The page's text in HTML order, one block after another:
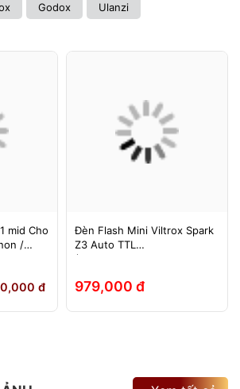
Godox Ulanzi
mid Cho
/
đ
Đèn Flash Mini Viltrox Spark
Z3 Auto TTL
(Fuji/Sony/Canon/Nikon)
979,000 đ